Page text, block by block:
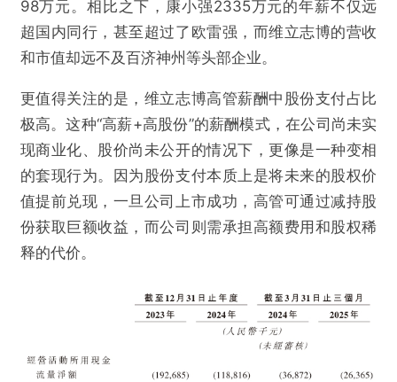
98万元。相比之下，康小强2335万元的年薪不仅远
超国内同行，甚至超过了欧雷强，而维立志博的营收
和市值却远不及百济神州等头部企业。
更值得关注的是，维立志博高管薪酬中股份支付占比
极高。这种“高薪+高股份”的薪酬模式，在公司尚未实
现商业化、股价尚未公开的情况下，更像是一种变相
的套现行为。因为股份支付本质上是将未来的股权价
值提前兑现，一旦公司上市成功，高管可通过减持股
份获取巨额收益，而公司则需承担高额费用和股权稀
释的代价。